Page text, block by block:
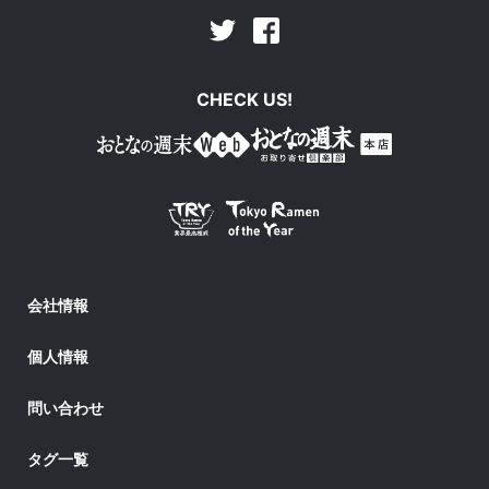
Twitter
CHECK US!
会社情報
個人情報
問い合わせ
タグ一覧